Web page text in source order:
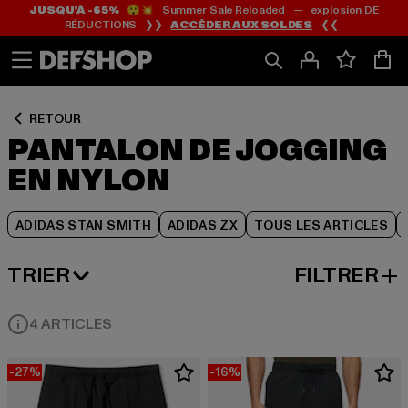
Passer
au
Passer
au
de
JUSQU’À -65%😲💥 Summer Sale Reloaded — explosion DE
RÉDUCTIONS ❯❯ACCÉDER AUX SOLDES ❮❮
RETOUR
PANTALON DE JOGGING
EN NYLON
ADIDAS STAN SMITH ADIDAS ZX TOUS LES ARTICLES
Passer
au
de
TRIER
MEILLEURES VENTES FILTRER
4 ARTICLES
-27% -16%